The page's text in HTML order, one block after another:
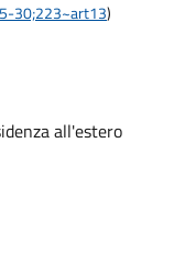
30;223~art13)
all'estero